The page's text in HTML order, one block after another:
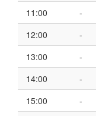
11:00
-
12:00
-
13:00
-
14:00
-
15:00
-